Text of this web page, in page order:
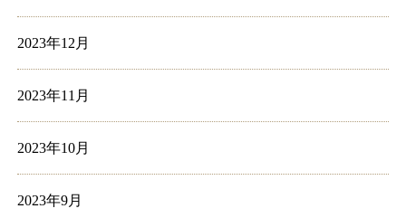
2023年12月
2023年11月
2023年10月
2023年9月